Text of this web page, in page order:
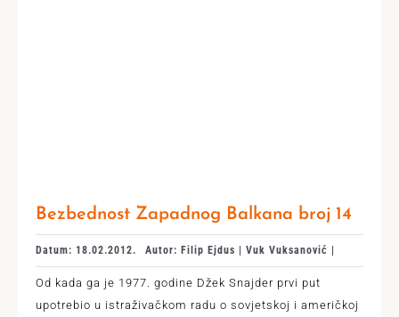
Bezbednost Zapadnog Balkana broj 14
Datum: 18.02.2012. Autor: Filip Ejdus | Vuk Vuksanović |
Od kada ga je 1977. godine Džek Snajder prvi put
upotrebio u istraživačkom radu o sovjetskoj i američkoj